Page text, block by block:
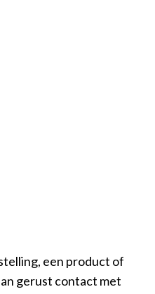
een product of
gerust contact met